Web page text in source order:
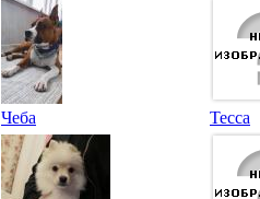
Чеба Тесса